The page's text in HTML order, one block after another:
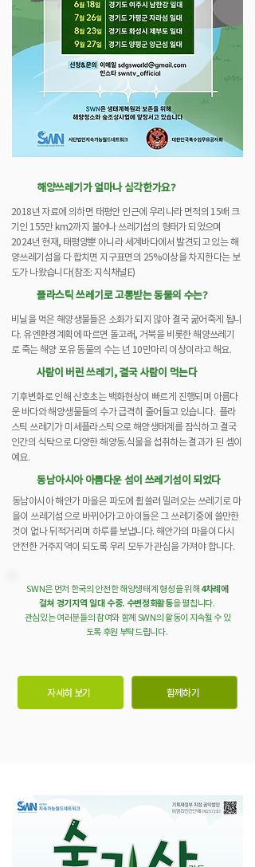
해양쓰레기가 얼마나 심각한가요?
2018년 자료에 의하면 태평안 인근에 우리나라 면적의 15배 크
기인 155만 km2까지 불어나 쓰레기섬의 형태가 되었으며
2024년 현재, 태평양뿐 아니라 세계바다에서 발견되고 있는 해
양쓰레기섬을 다 합치면 지구표면의 25%이상을 차지한다는 보
도가 나왔습니다(참조: 지식채널E)
플라스틱 쓰레기로 고통받는 동물의 수는?
비닐을 먹은 해양생물들은 소화가 되지 않아 결국 굶어죽게 됩니
다. 유엔환경계획에 따르면 돌고래, 거북을 비롯한 해양쓰레기
로 죽는 해양 포유 동물의 수는 년 10만마리 이상이라고 해요.
사람이 버린 쓰레기, 결국 사람이 먹는다
기후변화로 인해 산호초는 백화현상이 빠르게 진행되며 아름다
운 바다와 해양생물들의 수가 급격히 줄어들고 있습니다. 플라
스틱 쓰레기가 미세플라스틱으로 해양생태계를 잠식하고 결국
인간의 식탁으로 다양한 해양동.식물을 섭취하는 결과가 된 셈이
예요.
동남아시아 아름다운 섬이 쓰레기섬이 되었다
동남아시아 해안가 마을은 파도에 휩쓸려 밀려오는 쓰레기로 마
을이 쓰레기섬으로 바뀌어가고 아이들은 그 쓰레기중에 쓸만한
것이 없나 뒤적거리며 하루를 보냅니다. 해안가의 마을이 다시
안전한 거주지역이 되도록 우리 모두가 관심을 가져야 합니다.
SWN은 먼저 한국의 안전한 해양생태계 형성을 위해4차례에
걸쳐 경기지역 일대 수중. 수변정화활동을 펼칩니다.
관심있는 여러분들의 참여와 함께 SWN의 활동이 지속될 수 있
도록 후원 부탁드립니다.
자세히 보기 함께하기